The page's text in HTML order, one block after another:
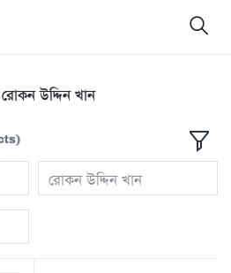
রোকন উদ্দিন খান
রোকন উদ্দিন খান